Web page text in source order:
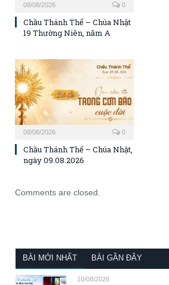
08/08/2026 0
Chầu Thánh Thể – Chúa Nhật
19 Thường Niên, năm A
08/08/2026 0
Chầu Thánh Thể – Chúa Nhật,
ngày 09.08.2026
Comments are closed.
BÀI MỚI NHẤT BÀI GẦN ĐÂY
10/08/2026